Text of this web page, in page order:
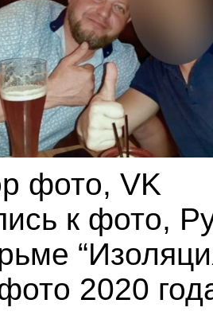
фото, VK
к фото,
2020